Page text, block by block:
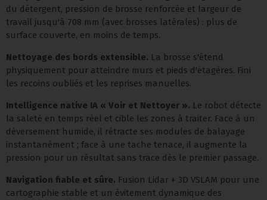
du détergent, pression de brosse renforcée et largeur de
travail jusqu'à 708 mm (avec brosses latérales) : plus de
surface couverte, en moins de temps.
Nettoyage des bords extensible. La brosse s'étend
physiquement pour atteindre murs et pieds d'étagères. Fini
les recoins oubliés et les reprises manuelles.
Intelligence native IA « Voir et Nettoyer ». Le robot détecte
la saleté en temps réel et cible les zones à traiter. Face à un
déversement humide, il rétracte ses modules de balayage
instantanément ; face à une tache tenace, il augmente la
pression pour un résultat sans trace dès le premier passage.
Navigation fiable et sûre. Fusion Lidar + 3D VSLAM pour une
cartographie stable et un évitement dynamique des